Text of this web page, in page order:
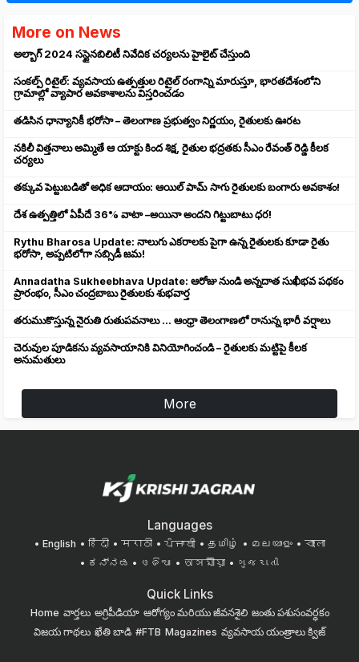
More on News
అల్బాగ్ 2024 సస్టైనబిలిటీ నివేదిక చర్యలను హైలైట్ చేస్తుంది
సంకల్ప్ రిటైల్: వ్యవసాయ ఉత్పత్తుల రిటైల్ రంగాన్ని మారుస్తూ, భారతదేశంలోని
గ్రామాల్లో వ్యాపార అవకాశాలను విస్తరించడం
తడిసిన ధాన్యానికీ భరోసా – తెలంగాణ ప్రభుత్వం నిర్ణయం, రైతులకు ఊరట
నకిలీ విత్తనాలు అమ్మితే ఆ యాక్టు కింద శిక్ష, రైతుల భద్రతకు సీఎం రేవంత్ రెడ్డి కీలక
చర్యలు
తక్కువ పెట్టుబడితో అధిక ఆదాయం: ఆయిల్ పామ్ సాగు రైతులకు బంగారు అవకాశం!
దేశ ఉత్పత్తిలో ఏపీదే 36% వాటా –అయినా అందని గిట్టుబాటు ధర!
Rythu Bharosa Update: నాలుగు ఎకరాలకు పైగా ఉన్న రైతులకు కూడా రైతు
భరోసా, అప్పటిలోగా సబ్సిడీ జమ!
Annadatha Sukheebhava Update: ఆరోజు నుండి అన్నదాత సుఖీభవ పథకం
ప్రారంభం, సీఎం చంద్రబాబు రైతులకు శుభవార్త
తరుముకొస్తున్న నైరుతి రుతుపవనాలు ... ఆంధ్రా తెలంగాణలో రానున్న భారీ వర్షాలు
చెరువుల పూడికను వ్యవసాయానికి వినియోగించండి – రైతులకు మట్టిపై కీలక
అనుమతులు
More
Languages
English हिंदी मराठी ਪੰਜਾਬੀ தமிழ் മലയാളം
বাংলা
ಕನ್ನಡ
ଓଡିଆ অসমীয়া ગુજરાતી
Quick Links
Home వార్తలు అగ్రిపీడియా ఆరోగ్యం మరియు జీవనశైలి జంతు పశుసంవర్ధకం
విజయ గాథలు ఖేతి బాడి #FTB Magazines వ్యవసాయ యంత్రాలు క్విజ్